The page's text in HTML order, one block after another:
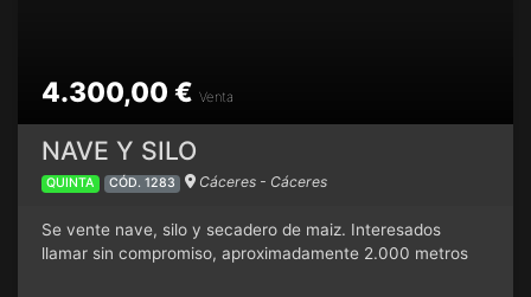
NAVE Y SILO
QUINTA CÓD. 1283 Cáceres - Cáceres
4.300,00 € Venta
Se vente nave, silo y secadero de maiz. Interesados
llamar sin compromiso, aproximadamente 2.000 metros